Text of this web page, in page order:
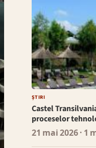
ȘTIRI
Castel
proceselor
21 mai 2026· 1